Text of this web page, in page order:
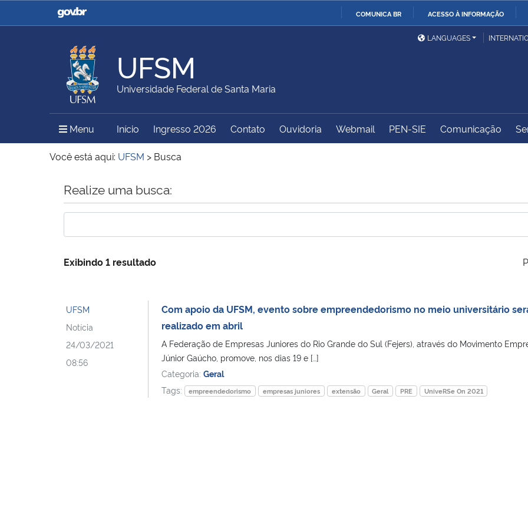
COMUNICA BR ACESSO À INFORMAÇÃO
Casa Civil
Ministério da Justiça e
Ministério da Defesa
Ministério das Relações
Exteriores
Ministério da Agricultura,
Pecuária e Abastecimento
Ministério da Educação
Ministério do Meio Ambiente Ministério do Turismo
Ministério do
Controladoria-Geral da
LANGUAGES
UFSM
Universidade Federal de Santa Maria
Menu Menu Principal do Sítio
Início Ingresso 2026 Contato Ouvidoria Webmail PEN-SIE Comunicação
Você está aqui: UFSM > Busca
Início do conteúdo
Realize uma busca:
Exibindo 1 resultado
UFSM
Notícia
24/03/2021
08:56
Com apoio da UFSM, evento sobre empreendedorismo no meio universitário
realizado em abril
A Federação de Empresas Juniores do Rio Grande do Sul (Fejers), através do Movimento
Júnior Gaúcho, promove, nos dias 19 e […]
Categoria: Geral
Tags:
empreendedorismo empresas juniores extensão Geral PRE UniveRSe On 2021